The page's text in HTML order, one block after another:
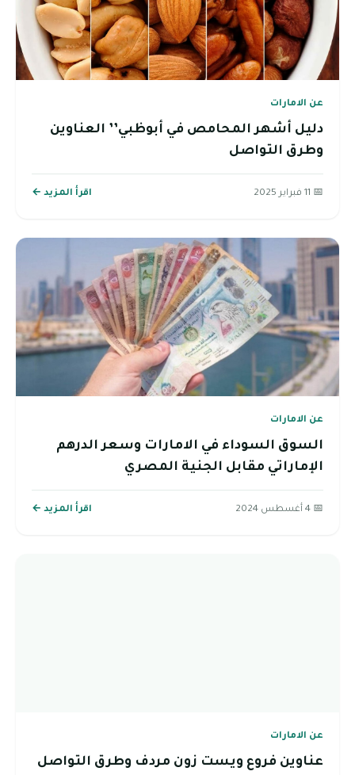
عن الامارات
دليل أشهر المحامص في أبوظبي’’ العناوين
وطرق التواصل
📅 11 فبراير 2025 اقرأ المزيد ←
عن الامارات
السوق السوداء في الامارات وسعر الدرهم
الإماراتي مقابل الجنية المصري
📅 4 أغسطس 2024 اقرأ المزيد ←
عن الامارات
عناوين فروع ويست زون مردف وطرق التواصل